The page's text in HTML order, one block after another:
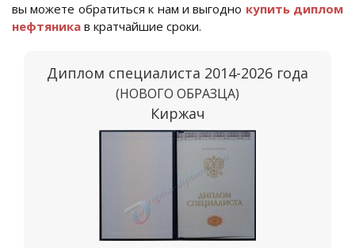
вы можете обратиться к нам и выгодно купить диплом
нефтяника в кратчайшие сроки.
Диплом специалиста 2014-2026 года
(НОВОГО ОБРАЗЦА)
Киржач